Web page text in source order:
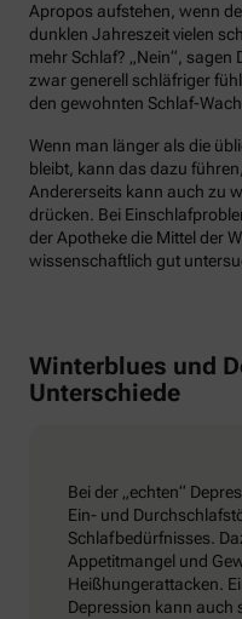
Apropos aufstehen, wenn
dunklen Jahreszeit vielen
mehr Schlaf? „Nein“,
zwar generell schläfriger
den gewohnten Schlaf-
Wenn man länger als die
bleibt, kann das dazu
Andererseits kann auch zu
drücken. Bei
der Apotheke die Mittel der
wissenschaftlich gut
Winterblues und
Unterschiede
Bei der „echten“
Ein- und
Schlafbedürfnisses.
Appetitmangel und
Heißhungerattacken.
Depression kann auch